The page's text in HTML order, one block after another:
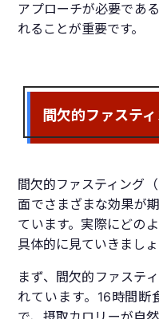
アプローチが必要であ
れることが重要です。
間欠的ファステ
間欠的ファスティング
面でさまざまな効果が
ています。実際にどの
具体的に見ていきましょ
まず、間欠的ファステ
れています。16時間断